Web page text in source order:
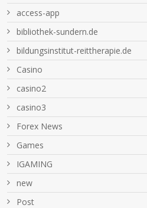
access-app
bibliothek-sundern.de
bildungsinstitut-reittherapie.de
Casino
casino2
casino3
Forex News
Games
IGAMING
new
Post